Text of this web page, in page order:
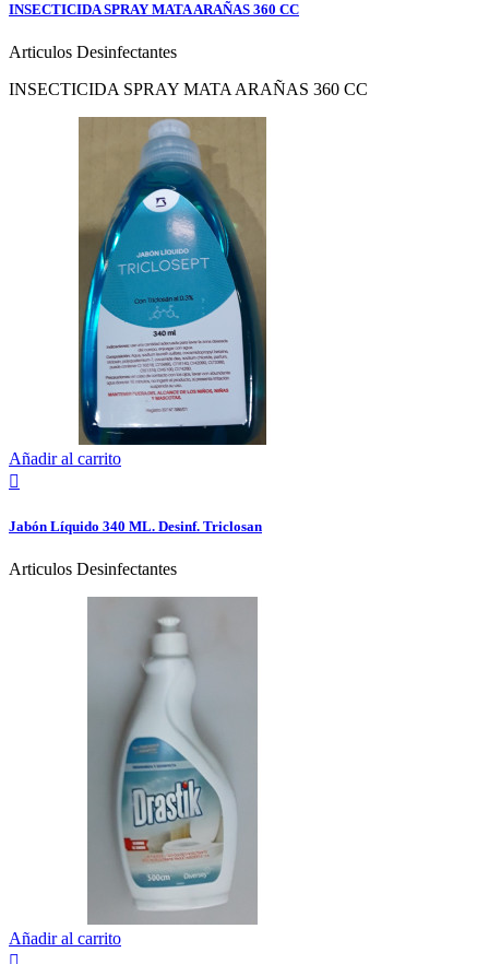
INSECTICIDA SPRAY MATA ARAÑAS 360 CC
Articulos Desinfectantes
INSECTICIDA SPRAY MATA ARAÑAS 360 CC
Añadir al carrito

Jabón Líquido 340 ML. Desinf. Triclosan
Articulos Desinfectantes
Añadir al carrito